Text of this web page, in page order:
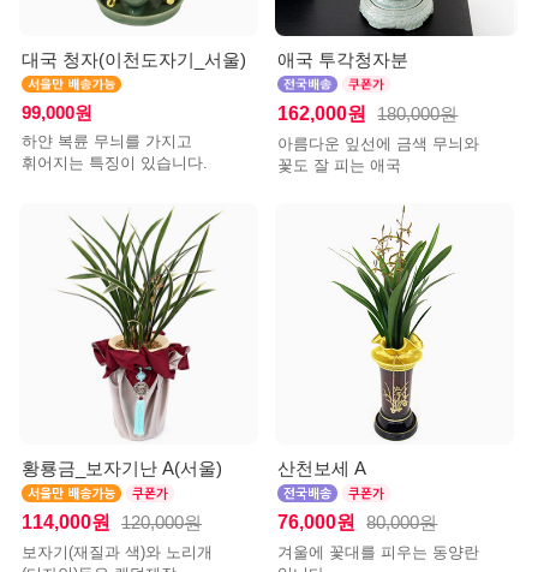
대국 청자(이천도자기_서울)
99,000원
하얀 복륜 무늬를 가지고
휘어지는 특징이 있습니다.
애국 투각청자분
162,000원 180,000원
아름다운 잎선에 금색 무늬와
꽃도 잘 피는 애국
황룡금_보자기난 A(서울)
114,000원 120,000원
보자기(재질과 색)와 노리개
산천보세 A
76,000원 80,000원
겨울에 꽃대를 피우는 동양란